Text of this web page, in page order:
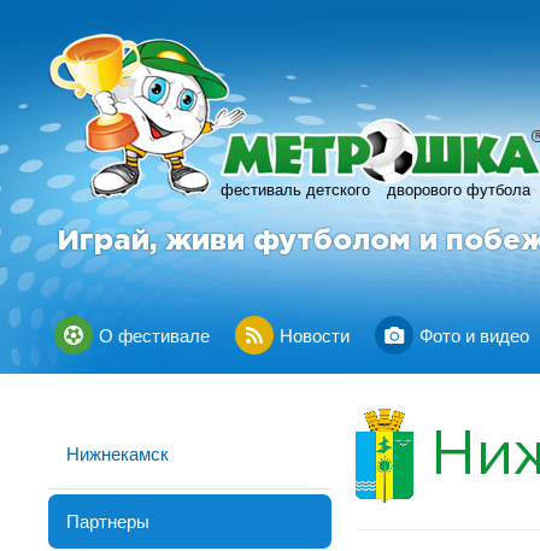
фестиваль детского дворового футбола
R
Играй, живи футболом и
О фестивале Новости Фото и видео
Нижнекамск
Партнеры